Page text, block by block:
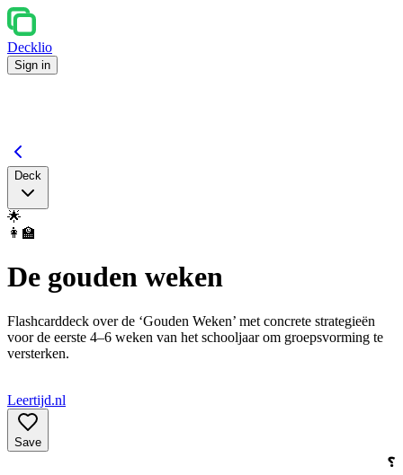
Decklio
Sign in
Deck
🌟
👩‍🏫
De gouden weken
Flashcarddeck over de ‘Gouden Weken’ met concrete strategieën
voor de eerste 4–6 weken van het schooljaar om groepsvorming te
versterken.
Leertijd.nl
Save
❓